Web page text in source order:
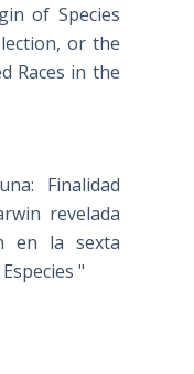
of Species
or the
Races in the
Finalidad
revelada
en la sexta
"